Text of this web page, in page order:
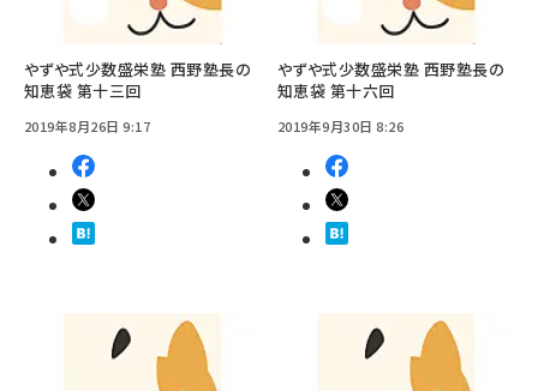
やずや式少数盛栄塾 西野塾長の
知恵袋 第十三回
2019年8月26日 9:17
やずや式少数盛栄塾 西野塾長の
知恵袋 第十六回
2019年9月30日 8:26